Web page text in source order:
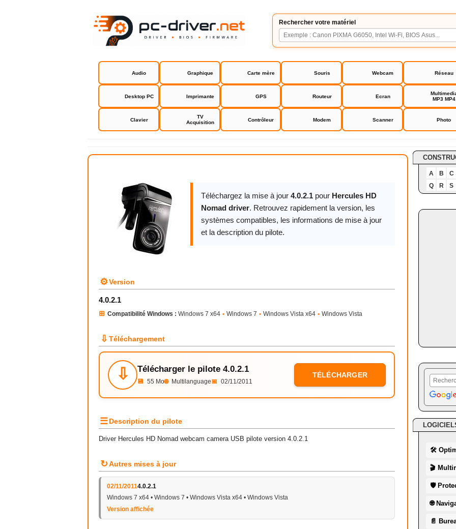
Rechercher votre matériel
Audio Graphique Carte mère Souris Webcam Réseau
Desktop PC Imprimante GPS Routeur Ecran
MP3 MP4
Clavier
TV
Acquisition
Contrôleur Modem Scanner Photo
Hercules HD Nomad driver
Téléchargez la mise à jour 4.0.2.1 pour Hercules HD
Nomad driver. Retrouvez rapidement la version, les
systèmes compatibles, les informations de mise à jour
et la description du pilote.
⚙Version
4.0.2.1
⊞ Compatibilité Windows : Windows 7 x64 • Windows 7 • Windows Vista x64 • Windows Vista
⇩ Téléchargement
⇩ Télécharger le pilote 4.0.2.1
💾 55 Mo🌐 Multilanguage📅 02/11/2011
TÉLÉCHARGER
☰Description du pilote
Driver Hercules HD Nomad webcam camera USB pilote version 4.0.2.1
↻Autres mises à jour
02/11/20114.0.2.1
Windows 7 x64 • Windows 7 • Windows Vista x64 • Windows Vista
Version affichée
A B
C
Q
R S
🛠
🎬
🛡
🌐
📄